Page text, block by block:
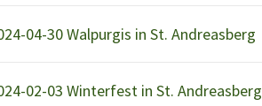
04-30 Walpurgis in St. Andreasberg
02-03 Winterfest in St. Andreasberg